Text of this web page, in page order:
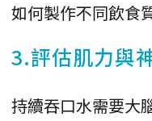
如何製作不同飲食
3.評估肌力與
持續吞口水需要大